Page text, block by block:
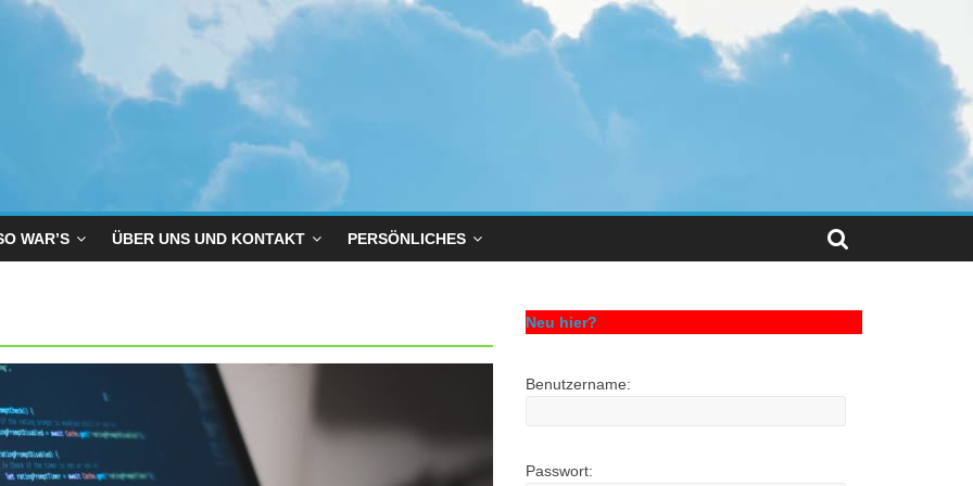
WAR’S ÜBER UNS UND KONTAKT PERSÖNLICHES
Neu hier?
Benutzername:
Passwort: